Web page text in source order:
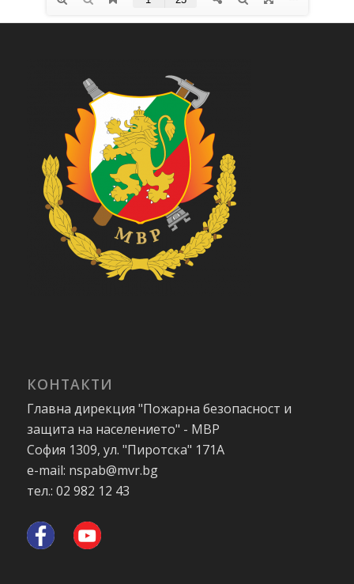
КОНТАКТИ
Главна дирекция "Пожарна безопасност и
защита на населението" - МВР
София 1309, ул. "Пиротска" 171А
e-mail: nspab@mvr.bg
тел.: 02 982 12 43